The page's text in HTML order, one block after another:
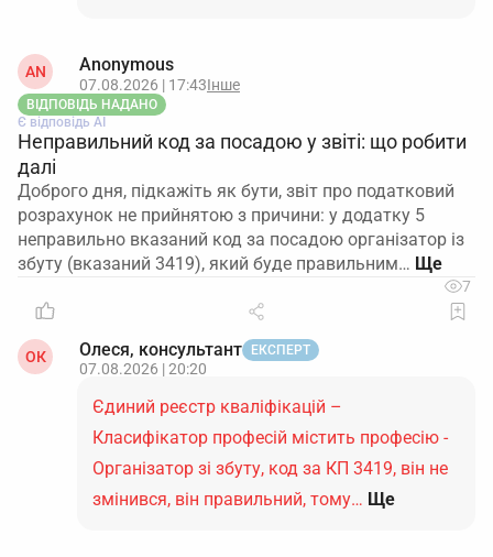
AN Anonymous
07.08.2026 | 17:43Інше
ВІДПОВІДЬ НАДАНО
Є відповідь АІ
Неправильний код за посадою у звіті: що робити
далі
Доброго дня, підкажіть як бути, звіт про податковий
розрахунок не прийнятою з причини: у додатку 5
неправильно вказаний код за посадою організатор із
збуту (вказаний 3419), який буде правильним…
7
ОК Олеся, консультант ЕКСПЕРТ
07.08.2026 | 20:20
Єдиний реєстр кваліфікацій –
Класифікатор професій містить професію -
Організатор зі збуту, код за КП 3419, він не
змінився, він правильний, тому… Ще